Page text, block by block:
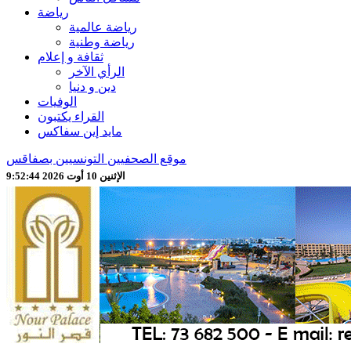
رياضة
رياضة عالمية
رياضة وطنية
ثقافة و إعلام
الرأي الآخر
دين و دنيا
الوفيات
القراء يكتبون
مايد إين سفاكس
موقع الصحفيين التونسيين بصفاقس
الإثنين 10 أوت 2026 9:52:46